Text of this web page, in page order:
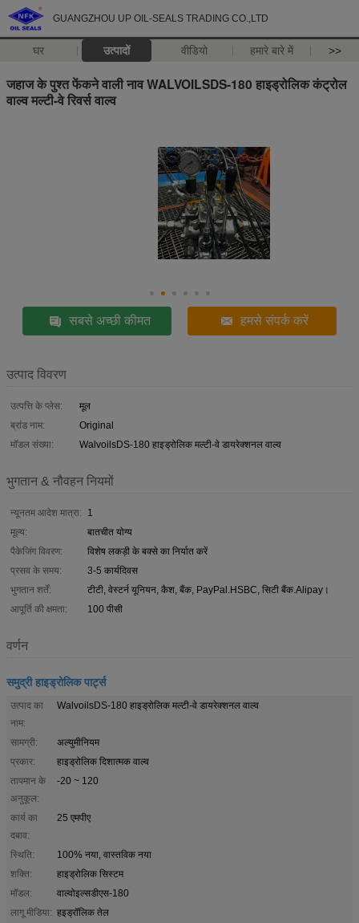
GUANGZHOU UP OIL-SEALS TRADING CO.,LTD
घर उत्पादों वीडियो हमारे बारे में >>
जहाज के पुश्त फेंकने वाली नाव WALVOILSDS-180 हाइड्रोलिक कंट्रोल
वाल्व मल्टी-वे रिवर्स वाल्व
सबसे अच्छी कीमत हमसे संपर्क करें
उत्पाद विवरण
उत्पत्ति के प्लेस:
मूल
ब्रांड नाम:
Original
मॉडल संख्या:
WalvoilsDS-180 हाइड्रोलिक मल्टी-वे डायरेक्शनल वाल्व
भुगतान & नौवहन नियमों
न्यूनतम आदेश मात्रा:
1
मूल्य:
बातचीत योग्य
पैकेजिंग विवरण:
विशेष लकड़ी के बक्से का निर्यात करें
प्रसव के समय:
3-5 कार्यदिवस
भुगतान शर्तें:
टीटी, वेस्टर्न यूनियन, कैश, बैंक, PayPal.HSBC, सिटी बैंक.Alipay।
आपूर्ति की क्षमता:
100 पीसी
वर्णन
समुद्री हाइड्रोलिक पार्ट्स
उत्पाद का
नाम:
WalvoilsDS-180 हाइड्रोलिक मल्टी-वे डायरेक्शनल वाल्व
सामग्री:
अल्युमीनियम
प्रकार:
हाइड्रोलिक दिशात्मक वाल्व
तापमान के
अनुकूल:
-20 ~ 120
कार्य का
दबाव:
25 एमपीए
स्थिति:
100% नया, वास्तविक नया
शक्ति:
हाइड्रोलिक सिस्टम
मॉडल:
वाल्वोइल्सडीएस-180
लागू मीडिया: हइड्रॉलिक तेल